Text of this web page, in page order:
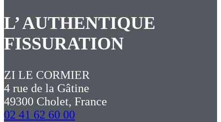
L’ AUTHENTIQUE
FISSURATION
ZI LE CORMIER
4 rue de la Gâtine
49300 Cholet, France
02 41 62 60 00